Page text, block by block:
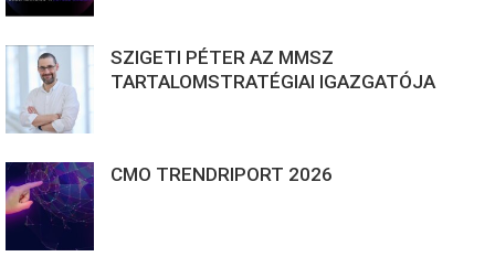
ALAPON
SZIGETI PÉTER AZ MMSZ
TARTALOMSTRATÉGIAI IGAZGATÓJA
CMO TRENDRIPORT 2026